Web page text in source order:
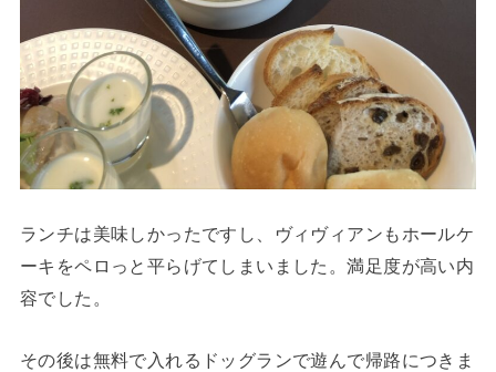
ランチは美味しかったですし、ヴィヴィアンもホールケ
ーキをペロっと平らげてしまいました。満足度が高い内
容でした。
その後は無料で入れるドッグランで遊んで帰路につきま